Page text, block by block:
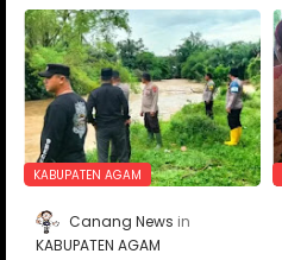
KABUPATEN AGAM
Canang News
KABUPATEN AGAM